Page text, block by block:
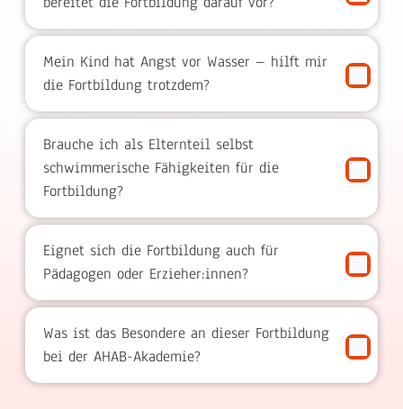
Mein Kind hat Angst vor Wasser – hilft mir
die Fortbildung trotzdem?
Brauche ich als Elternteil selbst
schwimmerische Fähigkeiten für die
Fortbildung?
Eignet sich die Fortbildung auch für
Pädagogen oder Erzieher:innen?
Was ist das Besondere an dieser Fortbildung
bei der AHAB-Akademie?